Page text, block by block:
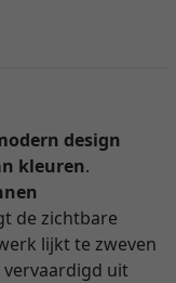
design
kleuren.
de zichtbare
lijkt te zweven
vervaardigd uit